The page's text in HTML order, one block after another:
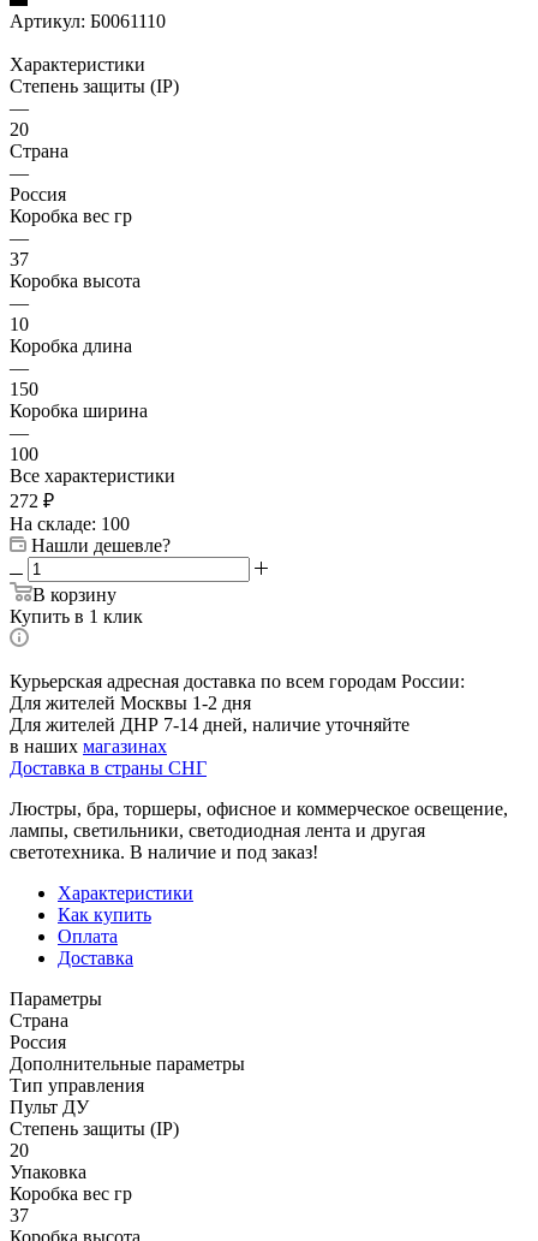
Артикул: Б0061110
Характеристики
Степень защиты (IP)
—
20
Страна
—
Россия
Коробка вес гр
—
37
Коробка высота
—
10
Коробка длина
—
150
Коробка ширина
—
100
Все характеристики
272 ₽
На складе: 100
Нашли дешевле?
В корзину
Купить в 1 клик
Курьерская адресная доставка по всем городам России:
Для жителей Москвы 1-2 дня
Для жителей ДНР 7-14 дней, наличие уточняйте
в наших магазинах
Доставка в страны СНГ
Люстры, бра, торшеры, офисное и коммерческое освещение,
лампы, светильники, светодиодная лента и другая
светотехника. В наличие и под заказ!
Характеристики
Как купить
Оплата
Доставка
Параметры
Страна
Россия
Дополнительные параметры
Тип управления
Пульт ДУ
Степень защиты (IP)
20
Упаковка
Коробка вес гр
37
Коробка высота